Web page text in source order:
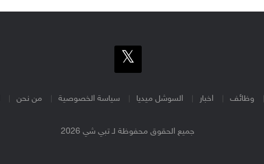
وظائف اخبار السوشل ميديا سياسة الخصوصية من نحن
جميع الحقوق محفوظة لـ تبي شي 2026